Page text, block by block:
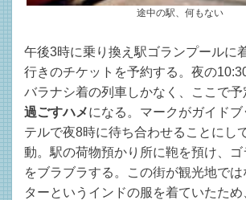
途中の駅、何もない
午後3時に乗り換え駅ゴランプールに
行きのチケットを予約する。夜の
バラナシ着の列車しかなく、ここで予
過ごすハメになる。マークがガイド
テルで夜8時に待ち合わせることにし
動。駅の荷物預かり所に鞄を預け、
をブラブラする。この街が観光地で
ターというインドの服を着ていたた